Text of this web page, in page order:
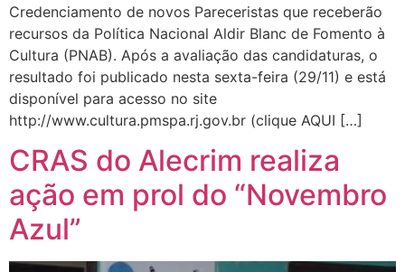
Credenciamento de novos Pareceristas que receberão
recursos da Política Nacional Aldir Blanc de Fomento à
Cultura (PNAB). Após a avaliação das candidaturas, o
resultado foi publicado nesta sexta-feira (29/11) e está
disponível para acesso no site
http://www.cultura.pmspa.rj.gov.br (clique AQUI […]
CRAS do Alecrim realiza
ação em prol do “Novembro
Azul”